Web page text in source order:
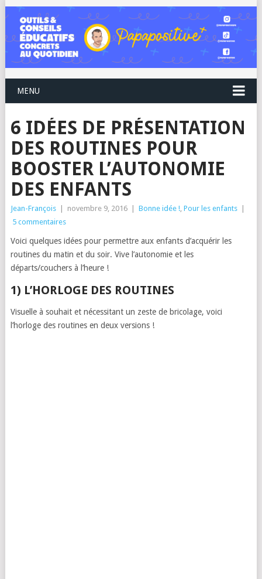
MENU
6 IDÉES DE PRÉSENTATION
DES ROUTINES POUR
BOOSTER L’AUTONOMIE
DES ENFANTS
Jean-François novembre 9, 2016 Bonne idée !, Pour les enfants
5 commentaires
Voici quelques idées pour permettre aux enfants d’acquérir les
routines du matin et du soir. Vive l’autonomie et les
départs/couchers à l’heure !
1) L’HORLOGE DES ROUTINES
Visuelle à souhait et nécessitant un zeste de bricolage, voici
l’horloge des routines en deux versions !